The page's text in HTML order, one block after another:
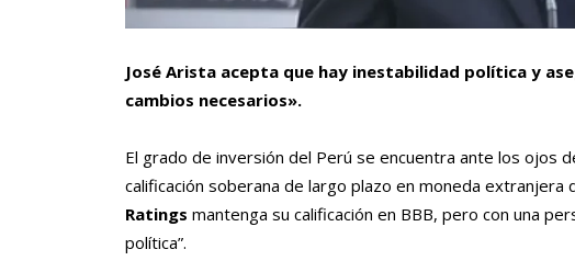
José Arista acepta que hay inestabilidad política y
cambios necesarios».
El grado de inversión del Perú se encuentra ante los ojos
calificación soberana de largo plazo en moneda extranjera
Ratings mantenga su calificación en BBB, pero con una
política”.